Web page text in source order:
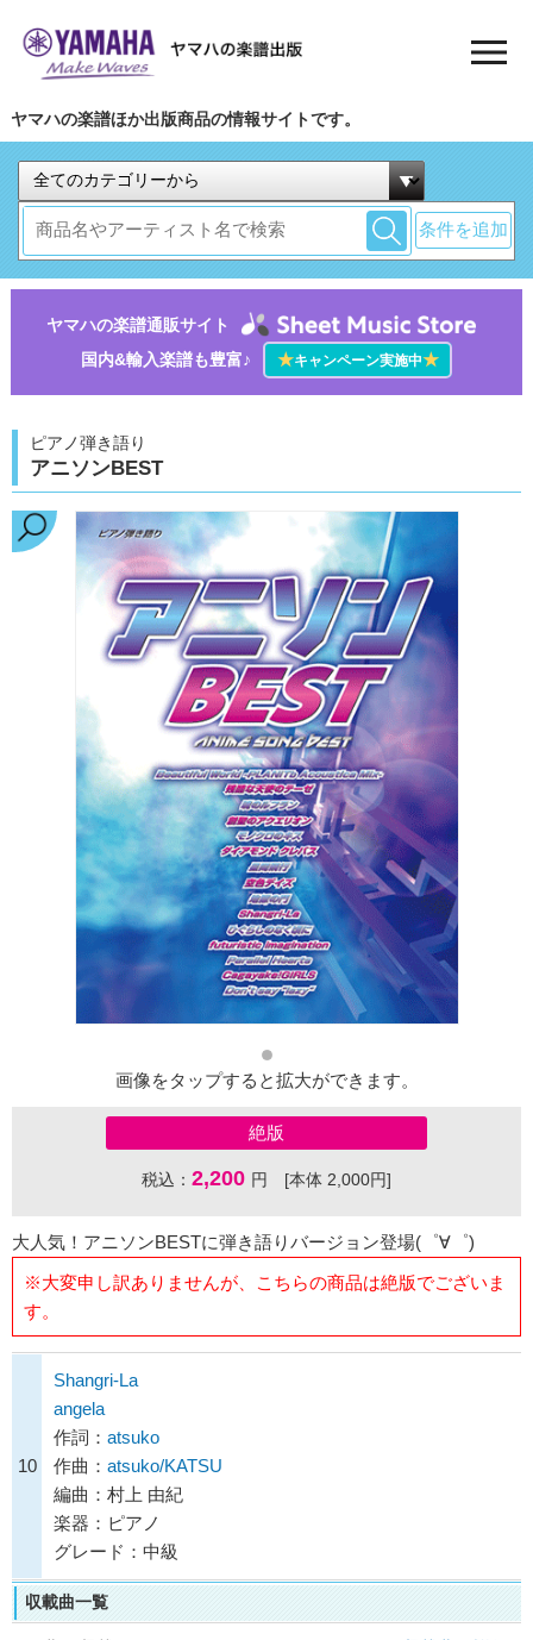
ヤマハの楽譜ほか出版商品の情報サイトです。
条件を追加
ヤマハの楽譜通販サイト
国内&輸入楽譜も豊富♪
★キャンペーン実施中★
ピアノ弾き語り
アニソンBEST
画像をタップすると拡大ができます。
絶版
税込： 2,200 円 [本体 2,000円]
大人気！アニソンBESTに弾き語りバージョン登場(゜∀゜)
※大変申し訳ありませんが、こちらの商品は絶版でございま
す。
10
Shangri-La
angela
作詞： atsuko
作曲： atsuko/KATSU
編曲：村上 由紀
楽器：ピアノ
グレード：中級
収載曲一覧